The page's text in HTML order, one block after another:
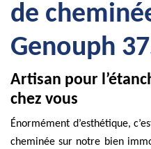
de
Genouph
Artisan pour
chez vous
Énormément d’esthétique,
cheminée sur notre bien